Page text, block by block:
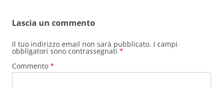
Lascia un commento
Il tuo indirizzo email non sarà pubblicato. I campi
obbligatori sono contrassegnati *
Commento *